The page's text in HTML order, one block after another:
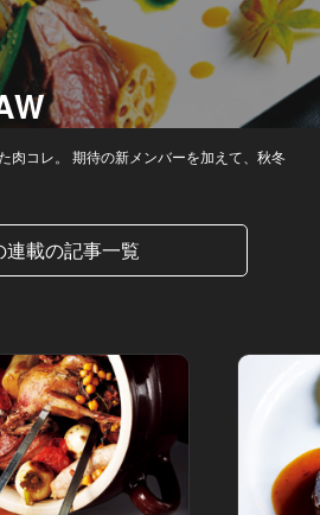
肉コレ。 期待の新メンバーを加えて、秋冬
連載の記事一覧